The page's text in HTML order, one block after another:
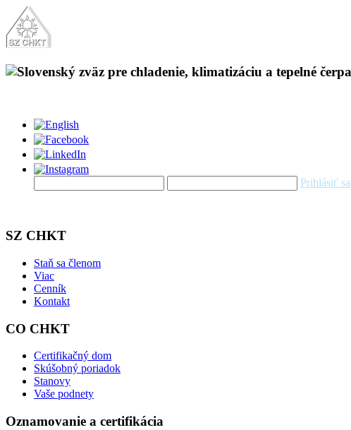
Prihlásiť sa
SZ CHKT
Staň sa členom
Viac
Cenník
Kontakt
CO CHKT
Certifikačný dom
Skúšobný poriadok
Stanovy
Vaše podnety
Oznamovanie a certifikácia